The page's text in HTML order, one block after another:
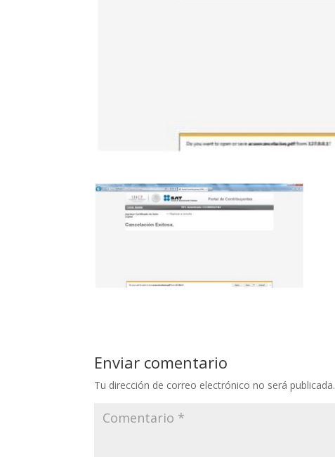
Enviar comentario
Tu dirección de correo electrónico no será publicada.